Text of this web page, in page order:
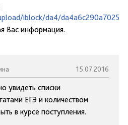
iblock/da4/
Вас информация.
15.07.2016
увидеть списки
ЕГЭ и количеством
в курсе поступления.